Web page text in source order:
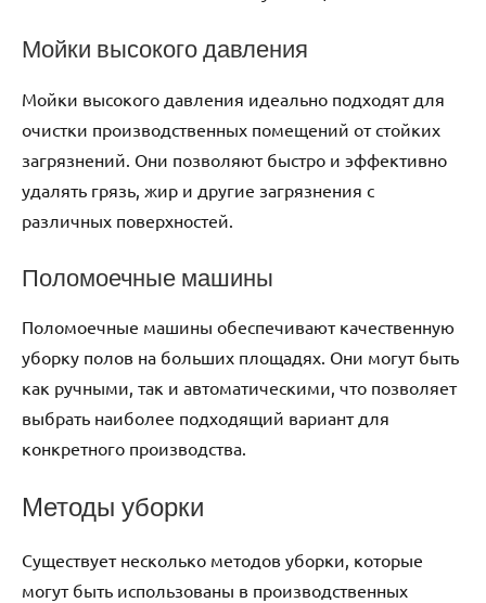
Мойки высокого давления
Мойки высокого давления идеально подходят для
очистки производственных помещений от стойких
загрязнений. Они позволяют быстро и эффективно
удалять грязь, жир и другие загрязнения с
различных поверхностей.
Поломоечные машины
Поломоечные машины обеспечивают качественную
уборку полов на больших площадях. Они могут быть
как ручными, так и автоматическими, что позволяет
выбрать наиболее подходящий вариант для
конкретного производства.
Методы уборки
Существует несколько методов уборки, которые
могут быть использованы в производственных